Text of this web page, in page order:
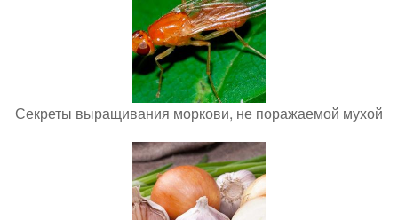
Секреты выращивания моркови, не поражаемой мухой